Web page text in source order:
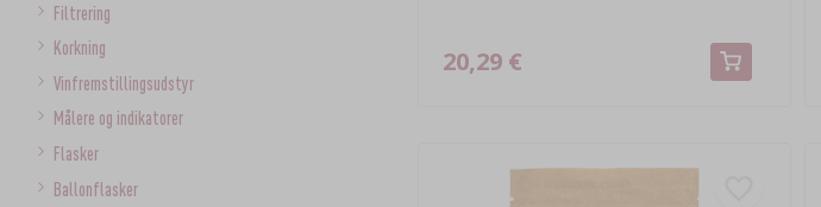
Filtrering
Korkning
Vinfremstillingsudstyr
Målere og indikatorer
Flasker
Ballonflasker
20,29 €